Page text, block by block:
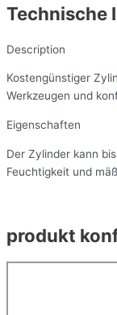
Technische
Description
Kostengünstiger
Werkzeugen und
Eigenschaften
Der Zylinder kann
Feuchtigkeit und
produkt